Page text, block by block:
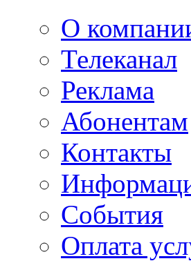
О
Телеканал
Реклама
Абонентам
Контакты
Cобытия
Оплата